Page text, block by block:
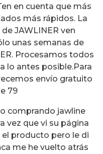
en cuenta que más
más rápidos. La
JAWLINER ven
unas semanas de
Procesamos todos
lo antes posible.Para
envío gratuito
79
comprando jawline
vez que vi su página
producto pero le di
me he vuelto atrás